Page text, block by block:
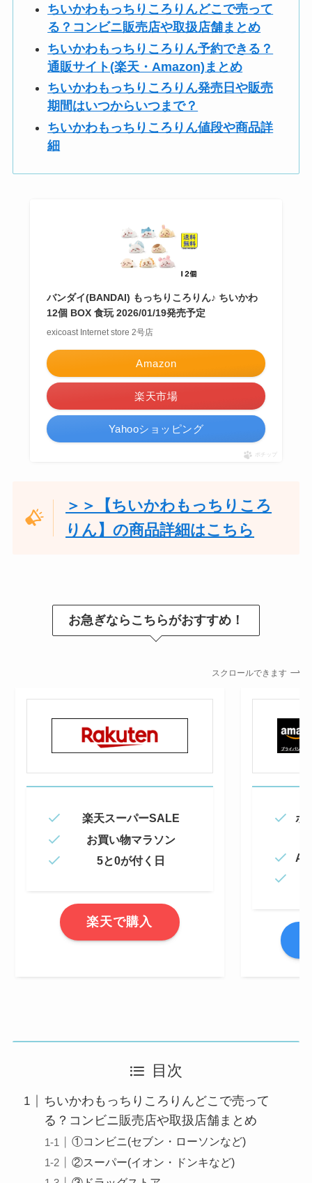
ちいかわもっちりころりんどこで売って
る？コンビニ販売店や取扱店舗まとめ
ちいかわもっちりころりん予約できる？
通販サイト(楽天・Amazon)まとめ
ちいかわもっちりころりん発売日や販売
期間はいつからいつまで？
ちいかわもっちりころりん値段や商品詳
細
バンダイ(BANDAI) もっちりころりん♪ ちいかわ
12個 BOX 食玩 2026/01/19発売予定
exicoast Internet store 2号店
Amazon
楽天市場
Yahooショッピング
ポチップ
＞＞【ちいかわもっちりころ
りん】の商品詳細はこちら
お急ぎならこちらがおすすめ！
スクロールできます
楽天スーパーSALE
お買い物マラソン
5と0が付く日
楽天で購入
ポ
目次
ちいかわもっちりころりんどこで売って
る？コンビニ販売店や取扱店舗まとめ
①コンビニ(セブン・ローソンなど)
②スーパー(イオン・ドンキなど)